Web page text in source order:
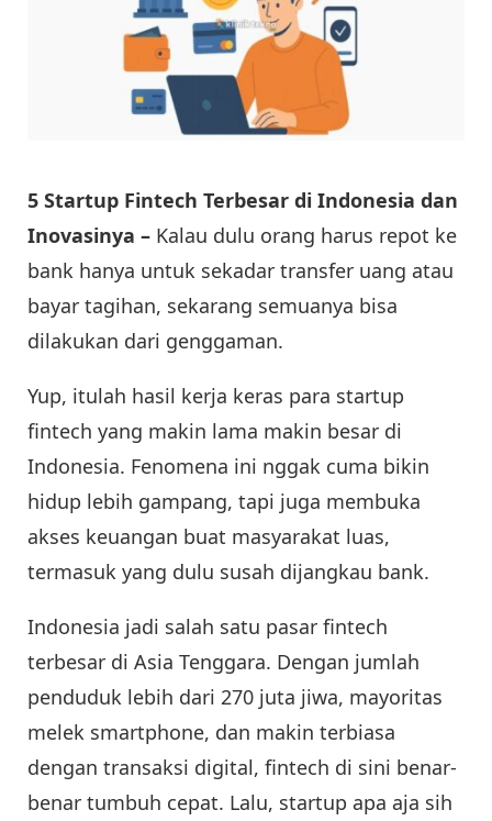
5 Startup Fintech Terbesar di Indonesia dan
Inovasinya – Kalau dulu orang harus repot ke
bank hanya untuk sekadar transfer uang atau
bayar tagihan, sekarang semuanya bisa
dilakukan dari genggaman.
Yup, itulah hasil kerja keras para startup
fintech yang makin lama makin besar di
Indonesia. Fenomena ini nggak cuma bikin
hidup lebih gampang, tapi juga membuka
akses keuangan buat masyarakat luas,
termasuk yang dulu susah dijangkau bank.
Indonesia jadi salah satu pasar fintech
terbesar di Asia Tenggara. Dengan jumlah
penduduk lebih dari 270 juta jiwa, mayoritas
melek smartphone, dan makin terbiasa
dengan transaksi digital, fintech di sini benar-
benar tumbuh cepat. Lalu, startup apa aja sih